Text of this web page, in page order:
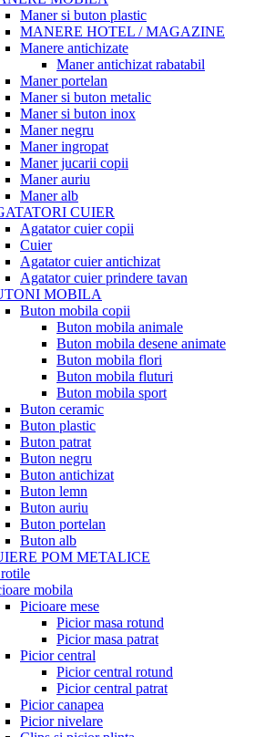
Maner si buton plastic
MANERE HOTEL / MAGAZINE
Manere antichizate
Maner antichizat rabatabil
Maner portelan
Maner si buton metalic
Maner si buton inox
Maner negru
Maner ingropat
Maner jucarii copii
Maner auriu
Maner alb
CUIER
Agatator cuier copii
Cuier
Agatator cuier antichizat
Agatator cuier prindere tavan
MOBILA
Buton mobila copii
Buton mobila animale
Buton mobila desene animate
Buton mobila flori
Buton mobila fluturi
Buton mobila sport
Buton ceramic
Buton plastic
Buton patrat
Buton negru
Buton antichizat
Buton lemn
Buton auriu
Buton portelan
Buton alb
POM METALICE
mobila
Picioare mese
Picior masa rotund
Picior masa patrat
Picior central
Picior central rotund
Picior central patrat
Picior canapea
Picior nivelare